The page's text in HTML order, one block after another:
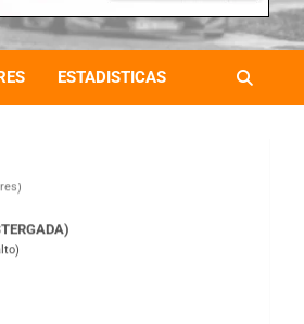
ESTADISTICAS
6